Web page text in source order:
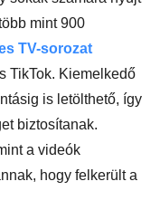
mint 900
TV-sorozat
TikTok. Kiemelkedő
is letölthető, így
biztosítanak.
a videók
hogy felkerült a